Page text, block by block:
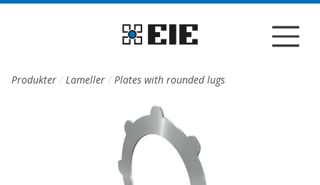
Till sidans huvudinnehåll
Produkter Lameller Plates with rounded lugs